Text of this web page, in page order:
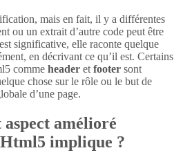
mais en fait, il y a différentes
ou un extrait d’autre code peut être
est significative, elle raconte quelque
en décrivant ce qu’il est. Certains
comme header et footer sont
chose sur le rôle ou le but de
d’une page.
aspect amélioré
implique ?